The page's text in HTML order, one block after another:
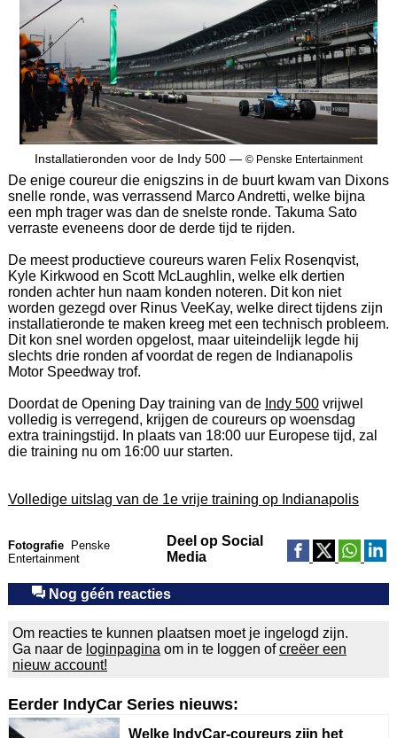
Installatieronden voor de Indy 500 — © Penske Entertainment
De enige coureur die enigszins in de buurt kwam van Dixons
snelle ronde, was verrassend Marco Andretti, welke bijna
een mph trager was dan de snelste ronde. Takuma Sato
verraste eveneens door de derde tijd te rijden.
De meest productieve coureurs waren Felix Rosenqvist,
Kyle Kirkwood en Scott McLaughlin, welke elk dertien
ronden achter hun naam konden noteren. Dit kon niet
worden gezegd over Rinus VeeKay, welke direct tijdens zijn
installatieronde te maken kreeg met een technisch probleem.
Dit kon snel worden opgelost, maar uiteindelijk legde hij
slechts drie ronden af voordat de regen de Indianapolis
Motor Speedway trof.
Doordat de Opening Day training van de Indy 500vrijwel
volledig is verregend, krijgen de coureurs op woensdag
extra trainingstijd. In plaats van 18:00 uur Europese tijd, zal
die training nu om 16:00 uur starten.
Volledige uitslag van de 1e vrije training op Indianapolis
Fotografie
Penske
Entertainment
Deel op Social
Media
Nog géén reacties
Om reacties te kunnen plaatsen moet je ingelogd zijn.
Ga naar de loginpagina om in te loggen ofcreëer een
nieuw account!
Eerder IndyCar Series nieuws:
Welke IndyCar-coureurs zijn het